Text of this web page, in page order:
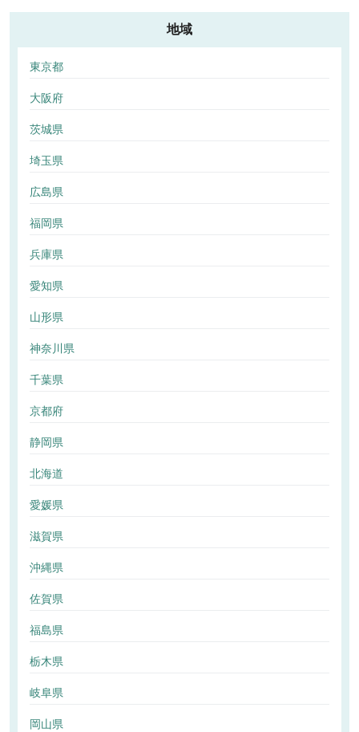
地域
東京都
大阪府
茨城県
埼玉県
広島県
福岡県
兵庫県
愛知県
山形県
神奈川県
千葉県
京都府
静岡県
北海道
愛媛県
滋賀県
沖縄県
佐賀県
福島県
栃木県
岐阜県
岡山県